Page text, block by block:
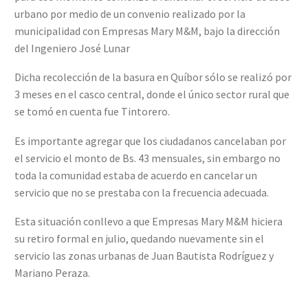
urbano por medio de un convenio realizado por la
municipalidad con Empresas Mary M&M, bajo la dirección
del Ingeniero José Lunar
Dicha recolección de la basura en Quíbor sólo se realizó por
3 meses en el casco central, donde el único sector rural que
se tomó en cuenta fue Tintorero.
Es importante agregar que los ciudadanos cancelaban por
el servicio el monto de Bs. 43 mensuales, sin embargo no
toda la comunidad estaba de acuerdo en cancelar un
servicio que no se prestaba con la frecuencia adecuada.
Esta situación conllevo a que Empresas Mary M&M hiciera
su retiro formal en julio, quedando nuevamente sin el
servicio las zonas urbanas de Juan Bautista Rodríguez y
Mariano Peraza.